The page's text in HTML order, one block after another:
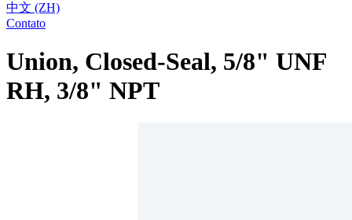
中文 (ZH)
Contato
Union, Closed-Seal, 5/8" UNF
RH, 3/8" NPT